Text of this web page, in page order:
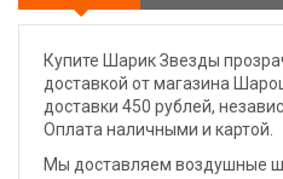
Купите Шарик Звезды
доставкой от магазина
доставки 450 рублей,
Оплата наличными и картой.
Мы доставляем воздушные